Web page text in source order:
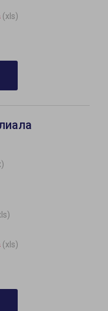
(xls)
(xls)